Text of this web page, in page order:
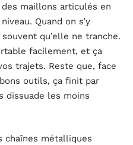
maillons articulés en
Quand on s’y
qu’elle ne tranche.
facilement, et ça
trajets. Reste que, face
outils, ça finit par
dissuade les moins
chaînes métalliques